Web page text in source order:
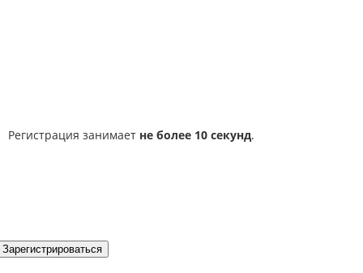
Регистрация занимает не более 10 секунд.
Зарегистрироваться